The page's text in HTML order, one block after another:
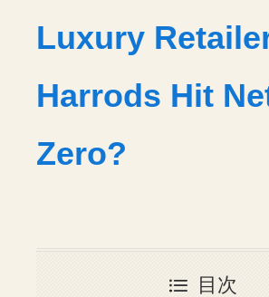
Luxury
Harrods Hit
Zero?
目次